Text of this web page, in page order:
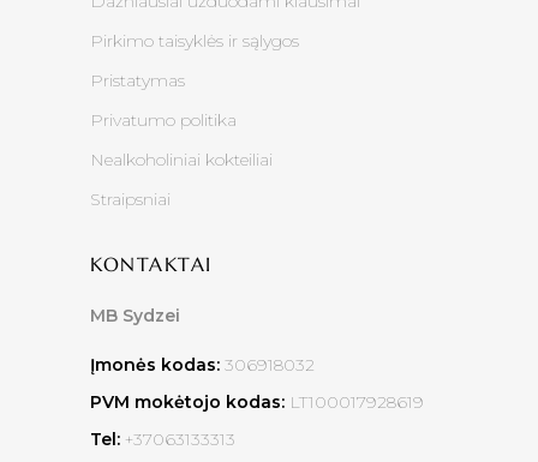
Pirkimo taisyklės ir sąlygos
Pristatymas
Privatumo politika
Nealkoholiniai kokteiliai
Straipsniai
KONTAKTAI
MB Sydzei
Įmonės kodas: 306918032
PVM mokėtojo kodas: LT100017928619
Tel: +37063133313